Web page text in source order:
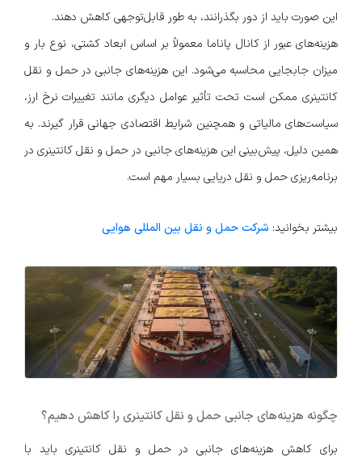
این صورت باید از دور بگذرانند، به طور قابل‌توجهی کاهش دهند.
هزینه‌های عبور از کانال پاناما معمولاً بر اساس ابعاد کشتی، نوع بار و
میزان جابجایی محاسبه می‌شود. این هزینه‌های جانبی در حمل و نقل
کانتینری ممکن است تحت تأثیر عوامل دیگری مانند تغییرات نرخ ارز،
سیاست‌های مالیاتی و همچنین شرایط اقتصادی جهانی قرار گیرند. به
همین دلیل، پیش‌بینی این هزینه‌های جانبی در حمل و نقل کانتینری در
برنامه‌ریزی حمل و نقل دریایی بسیار مهم است.
بیشتر بخوانید: شرکت حمل و نقل بین المللی هوایی
چگونه هزینه‌های جانبی حمل و نقل کانتینری را کاهش دهیم؟
برای کاهش هزینه‌های جانبی در حمل و نقل کانتینری باید با